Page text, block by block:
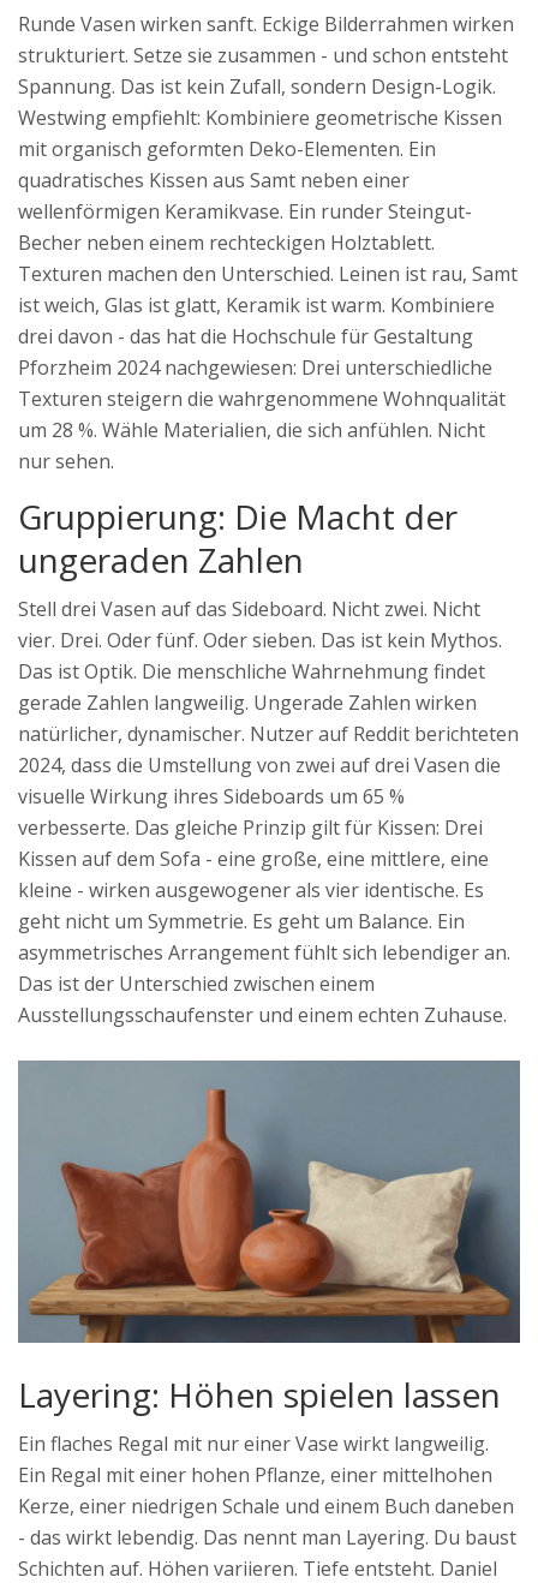
Runde Vasen wirken sanft. Eckige Bilderrahmen wirken
strukturiert. Setze sie zusammen - und schon entsteht
Spannung. Das ist kein Zufall, sondern Design-Logik.
Westwing empfiehlt: Kombiniere geometrische Kissen
mit organisch geformten Deko-Elementen. Ein
quadratisches Kissen aus Samt neben einer
wellenförmigen Keramikvase. Ein runder Steingut-
Becher neben einem rechteckigen Holztablett.
Texturen machen den Unterschied. Leinen ist rau, Samt
ist weich, Glas ist glatt, Keramik ist warm. Kombiniere
drei davon - das hat die Hochschule für Gestaltung
Pforzheim 2024 nachgewiesen: Drei unterschiedliche
Texturen steigern die wahrgenommene Wohnqualität
um 28 %. Wähle Materialien, die sich anfühlen. Nicht
nur sehen.
Gruppierung: Die Macht der
ungeraden Zahlen
Stell drei Vasen auf das Sideboard. Nicht zwei. Nicht
vier. Drei. Oder fünf. Oder sieben. Das ist kein Mythos.
Das ist Optik. Die menschliche Wahrnehmung findet
gerade Zahlen langweilig. Ungerade Zahlen wirken
natürlicher, dynamischer. Nutzer auf Reddit berichteten
2024, dass die Umstellung von zwei auf drei Vasen die
visuelle Wirkung ihres Sideboards um 65 %
verbesserte. Das gleiche Prinzip gilt für Kissen: Drei
Kissen auf dem Sofa - eine große, eine mittlere, eine
kleine - wirken ausgewogener als vier identische. Es
geht nicht um Symmetrie. Es geht um Balance. Ein
asymmetrisches Arrangement fühlt sich lebendiger an.
Das ist der Unterschied zwischen einem
Ausstellungsschaufenster und einem echten Zuhause.
Layering: Höhen spielen lassen
Ein flaches Regal mit nur einer Vase wirkt langweilig.
Ein Regal mit einer hohen Pflanze, einer mittelhohen
Kerze, einer niedrigen Schale und einem Buch daneben
- das wirkt lebendig. Das nennt man Layering. Du baust
Schichten auf. Höhen variieren. Tiefe entsteht. Daniel